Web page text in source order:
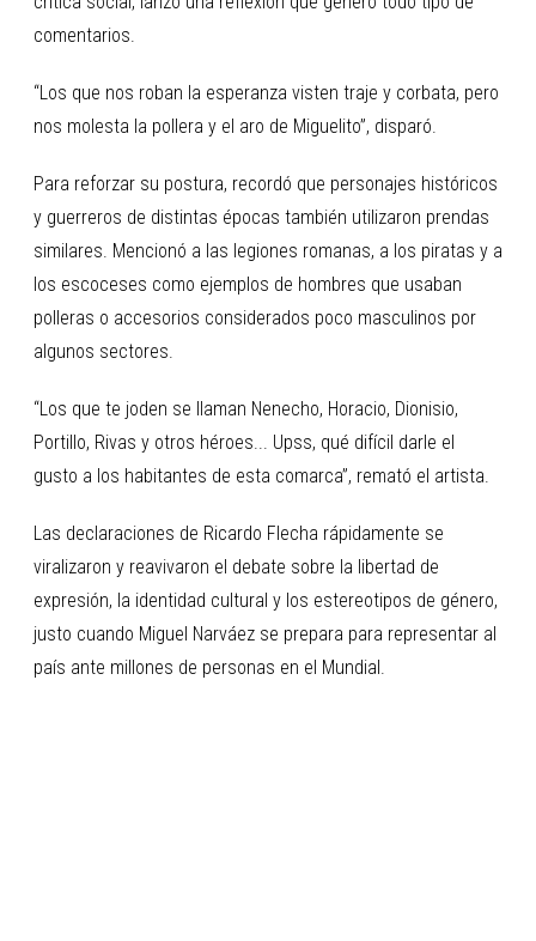
comentarios.
“Los que nos roban la esperanza visten traje y corbata, pero
nos molesta la pollera y el aro de Miguelito”, disparó.
Para reforzar su postura, recordó que personajes históricos
y guerreros de distintas épocas también utilizaron prendas
similares. Mencionó a las legiones romanas, a los piratas y a
los escoceses como ejemplos de hombres que usaban
polleras o accesorios considerados poco masculinos por
algunos sectores.
“Los que te joden se llaman Nenecho, Horacio, Dionisio,
Portillo, Rivas y otros héroes... Upss, qué difícil darle el
gusto a los habitantes de esta comarca”, remató el artista.
Las declaraciones de Ricardo Flecha rápidamente se
viralizaron y reavivaron el debate sobre la libertad de
expresión, la identidad cultural y los estereotipos de género,
justo cuando Miguel Narváez se prepara para representar al
país ante millones de personas en el Mundial.